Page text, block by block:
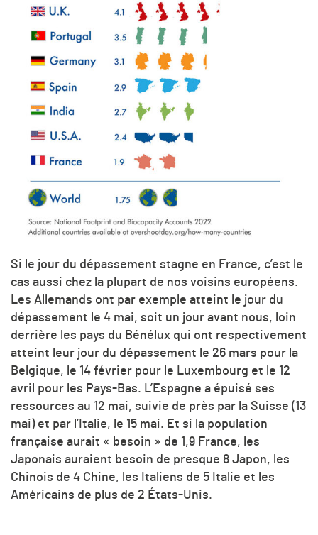
Si le jour du dépassement stagne en France, c’est le
cas aussi chez la plupart de nos voisins européens.
Les Allemands ont par exemple atteint le jour du
dépassement le 4 mai, soit un jour avant nous, loin
derrière les pays du Bénélux qui ont respectivement
atteint leur jour du dépassement le 26 mars pour la
Belgique, le 14 février pour le Luxembourg et le 12
avril pour les Pays-Bas. L’Espagne a épuisé ses
ressources au 12 mai, suivie de près par la Suisse (13
mai) et par l’Italie, le 15 mai. Et si la population
française aurait « besoin » de 1,9 France, les
Japonais auraient besoin de presque 8 Japon, les
Chinois de 4 Chine, les Italiens de 5 Italie et les
Américains de plus de 2 États-Unis.